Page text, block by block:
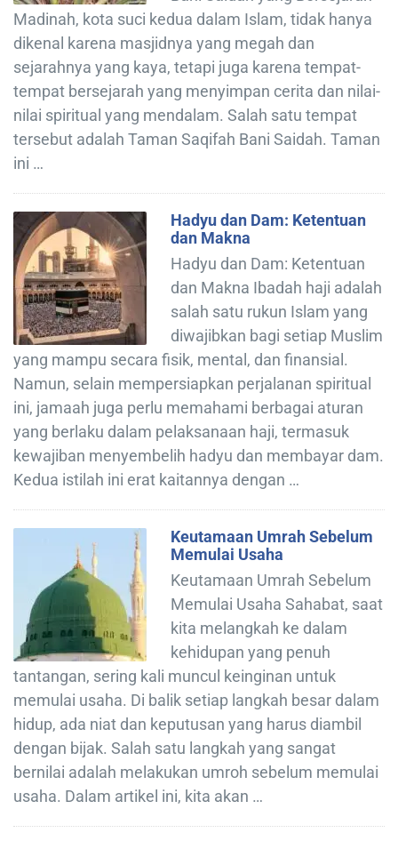
Madinah, kota suci kedua dalam Islam, tidak hanya
dikenal karena masjidnya yang megah dan
sejarahnya yang kaya, tetapi juga karena tempat-
tempat bersejarah yang menyimpan cerita dan nilai-
nilai spiritual yang mendalam. Salah satu tempat
tersebut adalah Taman Saqifah Bani Saidah. Taman
ini …
Hadyu dan Dam: Ketentuan
dan Makna
Hadyu dan Dam: Ketentuan
dan Makna Ibadah haji adalah
salah satu rukun Islam yang
diwajibkan bagi setiap Muslim
yang mampu secara fisik, mental, dan finansial.
Namun, selain mempersiapkan perjalanan spiritual
ini, jamaah juga perlu memahami berbagai aturan
yang berlaku dalam pelaksanaan haji, termasuk
kewajiban menyembelih hadyu dan membayar dam.
Kedua istilah ini erat kaitannya dengan …
Keutamaan Umrah Sebelum
Memulai Usaha
Keutamaan Umrah Sebelum
Memulai Usaha Sahabat, saat
kita melangkah ke dalam
kehidupan yang penuh
tantangan, sering kali muncul keinginan untuk
memulai usaha. Di balik setiap langkah besar dalam
hidup, ada niat dan keputusan yang harus diambil
dengan bijak. Salah satu langkah yang sangat
bernilai adalah melakukan umroh sebelum memulai
usaha. Dalam artikel ini, kita akan …